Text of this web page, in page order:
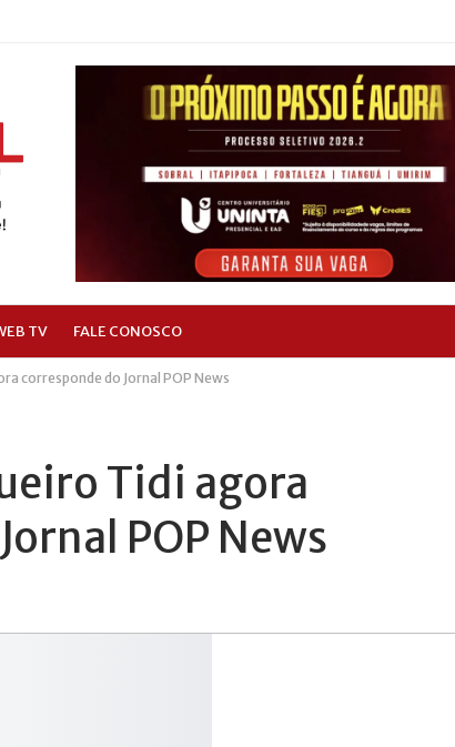
TV FALE CONOSCO
corresponde do Jornal POP News
Tidi agora
POP News